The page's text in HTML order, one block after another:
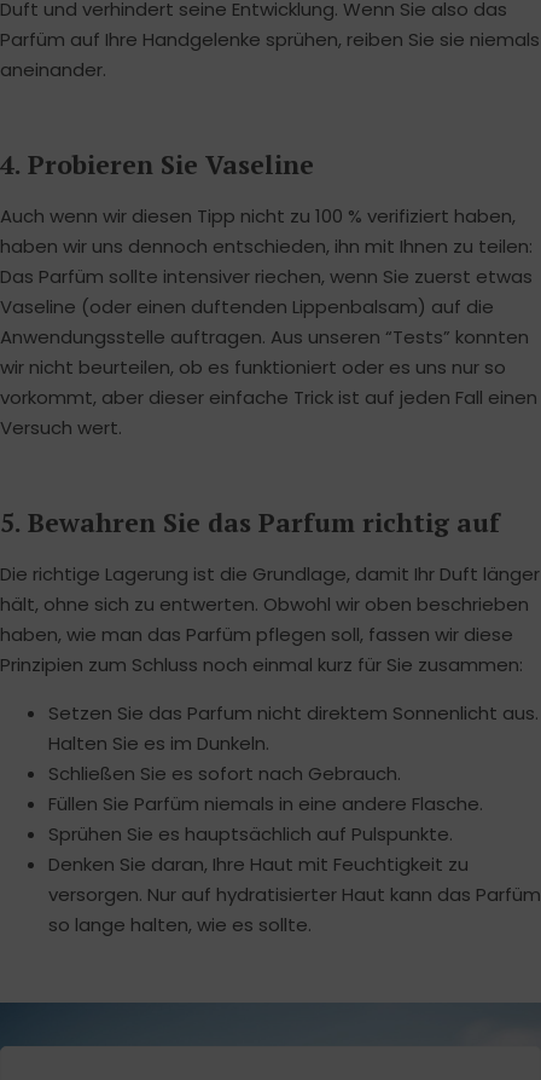
Duft und verhindert seine Entwicklung. Wenn Sie also das
Parfüm auf Ihre Handgelenke sprühen, reiben Sie sie niemals
aneinander.
4. Probieren Sie Vaseline
Auch wenn wir diesen Tipp nicht zu 100 % verifiziert haben,
haben wir uns dennoch entschieden, ihn mit Ihnen zu teilen:
Das Parfüm sollte intensiver riechen, wenn Sie zuerst etwas
Vaseline (oder einen duftenden Lippenbalsam) auf die
Anwendungsstelle auftragen. Aus unseren “Tests” konnten
wir nicht beurteilen, ob es funktioniert oder es uns nur so
vorkommt, aber dieser einfache Trick ist auf jeden Fall einen
Versuch wert.
5. Bewahren Sie das Parfum richtig auf
Die richtige Lagerung ist die Grundlage, damit Ihr Duft länger
hält, ohne sich zu entwerten. Obwohl wir oben beschrieben
haben, wie man das Parfüm pflegen soll, fassen wir diese
Prinzipien zum Schluss noch einmal kurz für Sie zusammen:
Setzen Sie das Parfum nicht direktem Sonnenlicht aus.
Halten Sie es im Dunkeln.
Schließen Sie es sofort nach Gebrauch.
Füllen Sie Parfüm niemals in eine andere Flasche.
Sprühen Sie es hauptsächlich auf Pulspunkte.
Denken Sie daran, Ihre Haut mit Feuchtigkeit zu
versorgen. Nur auf hydratisierter Haut kann das Parfüm
so lange halten, wie es sollte.